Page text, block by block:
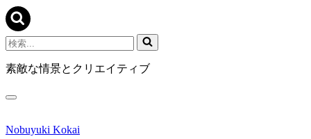
検
索...
素敵な情景とクリエイティブ
ナ
ゲ
Nobuyuki Kokai